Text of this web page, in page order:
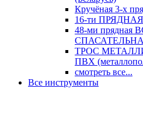
Кручёная 3-х
16-ти ПРЯДНАЯ
48-ми
ТРОС
ПВХ
смотреть все...
Все инструменты